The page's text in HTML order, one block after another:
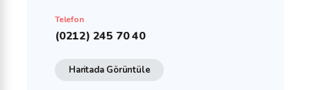
Telefon
(0212) 245 70 40
Haritada Görüntüle